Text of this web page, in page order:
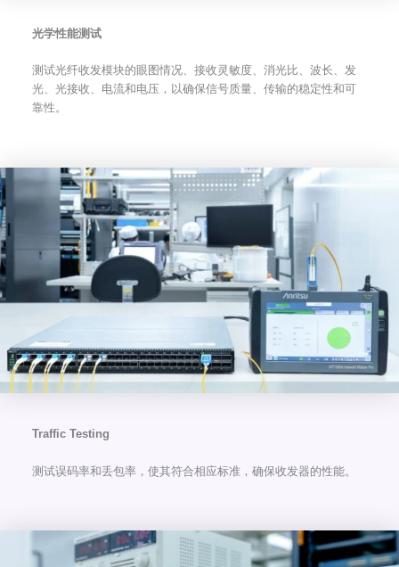
光学性能测试
测试光纤收发模块的眼图情况、接收灵敏度、消光比、波长、发
光、光接收、电流和电压，以确保信号质量、传输的稳定性和可
靠性。
Traffic Testing
测试误码率和丢包率，使其符合相应标准，确保收发器的性能。